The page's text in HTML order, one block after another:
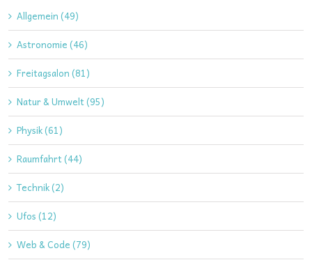
Allgemein (49)
Astronomie (46)
Freitagsalon (81)
Natur & Umwelt (95)
Physik (61)
Raumfahrt (44)
Technik (2)
Ufos (12)
Web & Code (79)